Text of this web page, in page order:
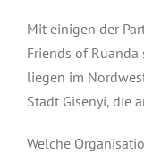
Mit einigen der
Friends of
liegen im
Stadt Gisenyi, die
Welche